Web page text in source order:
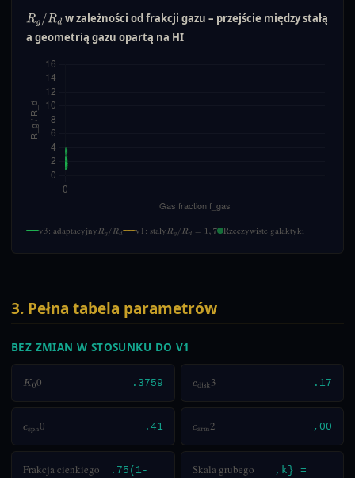
Rg/Rd w zależności od frakcji gazu – przejście między stałą
a geometrią gazu opartą na HI
v3: adaptacyjnyRg/Rd v1: stałyRg/Rd= 1, 7 Rzeczywiste galaktyki
3. Pełna tabela parametrów
BEZ ZMIAN W STOSUNKU DO V1
K00 .3759 cdisk3 .17
csph0 .41 carm2 ,00
Frakcja cienkiego
.75(1-
Skala grubego
,k} =